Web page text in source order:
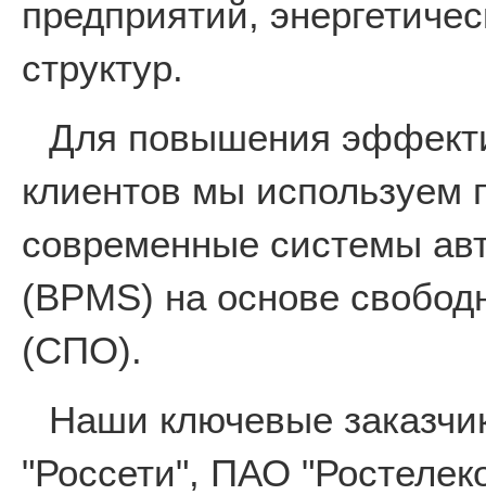
предприятий,
структур.
Для повышения
клиентов мы используем
современные системы
(BPMS) на основе
(СПО).
Наши ключевые
"Россети", ПАО